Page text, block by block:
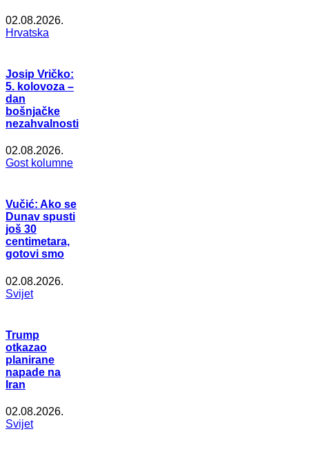
02.08.2026.
Hrvatska
Josip Vričko:
5. kolovoza –
dan
bošnjačke
nezahvalnosti
02.08.2026.
Gost kolumne
Vučić: Ako se
Dunav spusti
još 30
centimetara,
gotovi smo
02.08.2026.
Svijet
Trump
otkazao
planirane
napade na
Iran
02.08.2026.
Svijet